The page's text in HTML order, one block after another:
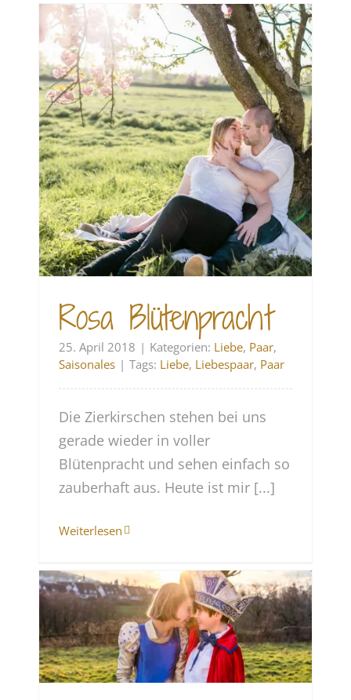
Rosa Blütenpracht
25. April 2018 | Kategorien: Liebe, Paar,
Saisonales | Tags: Liebe, Liebespaar, Paar
Die Zierkirschen stehen bei uns
gerade wieder in voller
Blütenpracht und sehen einfach so
zauberhaft aus. Heute ist mir [...]
Weiterlesen